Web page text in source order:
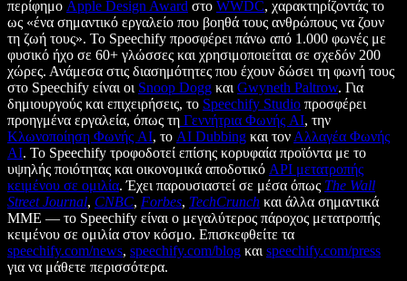
περίφημο Apple Design Award στο WWDC, χαρακτηρίζοντάς το
ως «ένα σημαντικό εργαλείο που βοηθά τους ανθρώπους να ζουν
τη ζωή τους». Το Speechify προσφέρει πάνω από 1.000 φωνές με
φυσικό ήχο σε 60+ γλώσσες και χρησιμοποιείται σε σχεδόν 200
χώρες. Ανάμεσα στις διασημότητες που έχουν δώσει τη φωνή τους
στο Speechify είναι οι Snoop Dogg και Gwyneth Paltrow. Για
δημιουργούς και επιχειρήσεις, το Speechify Studio προσφέρει
προηγμένα εργαλεία, όπως τη Γεννήτρια Φωνής AI, την
Κλωνοποίηση Φωνής AI, το AI Dubbing και τον Αλλαγέα Φωνής
AI. Το Speechify τροφοδοτεί επίσης κορυφαία προϊόντα με το
υψηλής ποιότητας και οικονομικά αποδοτικό API μετατροπής
κειμένου σε ομιλία. Έχει παρουσιαστεί σε μέσα όπως The Wall
Street Journal, CNBC, Forbes, TechCrunch και άλλα σημαντικά
ΜΜΕ — το Speechify είναι ο μεγαλύτερος πάροχος μετατροπής
κειμένου σε ομιλία στον κόσμο. Επισκεφθείτε τα
speechify.com/news, speechify.com/blog και speechify.com/press
για να μάθετε περισσότερα.